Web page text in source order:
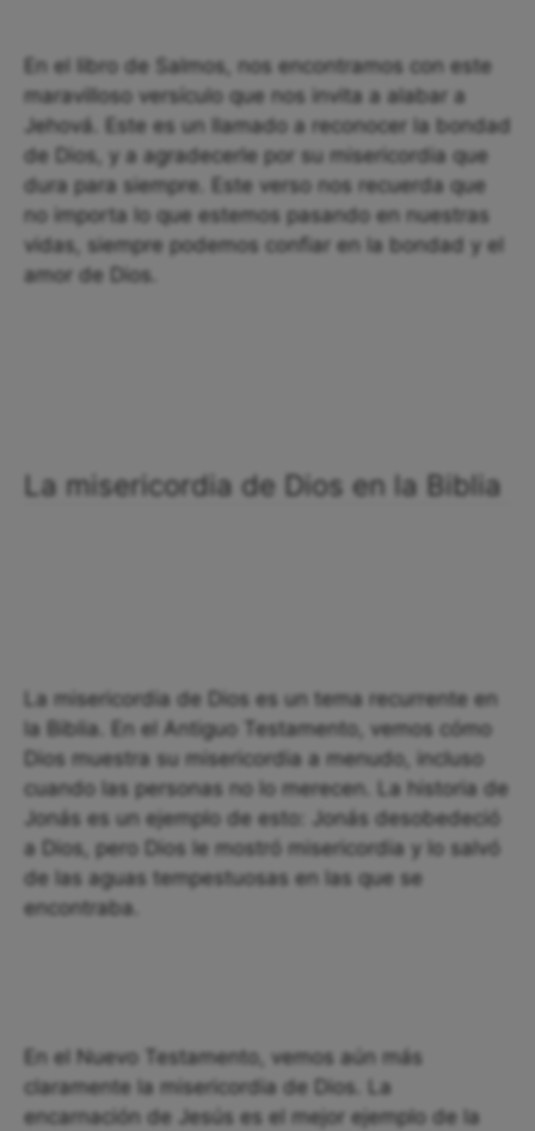
En el libro de Salmos, nos encontramos con este
maravilloso versículo que nos invita a alabar a
Jehová. Este es un llamado a reconocer la bondad
de Dios, y a agradecerle por su misericordia que
dura para siempre. Este verso nos recuerda que
no importa lo que estemos pasando en nuestras
vidas, siempre podemos confiar en la bondad y el
amor de Dios.
La misericordia de Dios en la Biblia
La misericordia de Dios es un tema recurrente en
la Biblia. En el Antiguo Testamento, vemos cómo
Dios muestra su misericordia a menudo, incluso
cuando las personas no lo merecen. La historia de
Jonás es un ejemplo de esto: Jonás desobedeció
a Dios, pero Dios le mostró misericordia y lo salvó
de las aguas tempestuosas en las que se
encontraba.
En el Nuevo Testamento, vemos aún más
claramente la misericordia de Dios. La
encarnación de Jesús es el mejor ejemplo de la